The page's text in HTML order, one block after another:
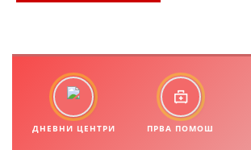
ПРОЕКТИ – ПОДГОТВЕНОСТ И ДЕЈСТВУВАЊЕ
ОДНОСИ СО ЈАВНОСТ
ДНЕВНИ ЦЕНТРИ ПРВА ПОМОШ